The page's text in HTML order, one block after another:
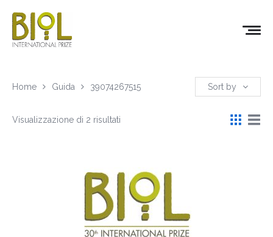
Home Guida 39074267515 Sort by
Visualizzazione di 2 risultati